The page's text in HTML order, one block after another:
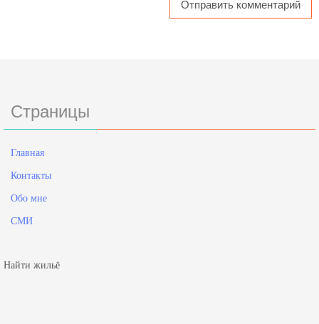
Страницы
Главная
Контакты
Обо мне
СМИ
Найти жильё